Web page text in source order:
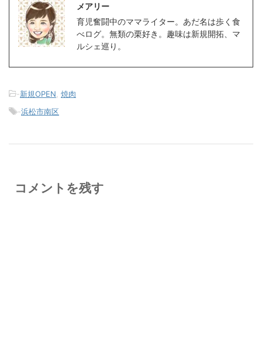
メアリー
育児奮闘中のママライター。あだ名は歩く食
べログ。無類の栗好き。趣味は新規開拓、マ
ルシェ巡り。
-新規OPEN 焼肉
-浜松市南区
コメントを残す